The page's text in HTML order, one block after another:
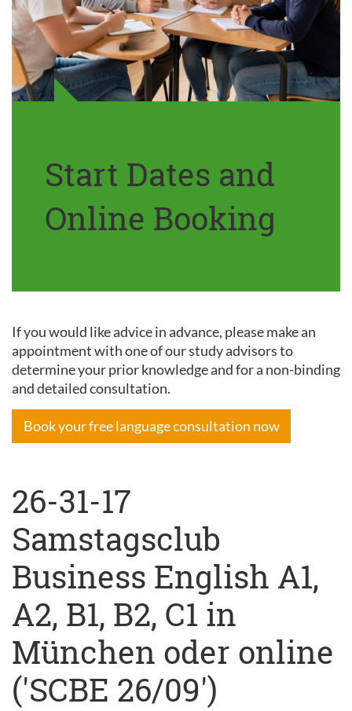
Start Dates and
Online Booking
If you would like advice in advance, please make an
appointment with one of our study advisors to
determine your prior knowledge and for a non-binding
and detailed consultation.
Book your free language consultation now
26-31-17
Samstagsclub
Business English A1,
A2, B1, B2, C1 in
München oder online
('SCBE 26/09')